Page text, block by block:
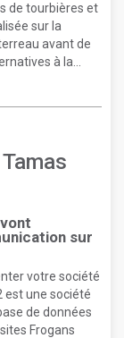
de tourbières et
sur la
avant de
à la...
sur
votre société
est une société
de données
Frogans